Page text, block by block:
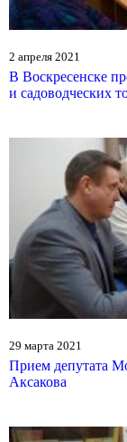
2 апреля 2021
В Воскресенске
и садоводческих
29 марта 2021
Прием депутата
Аксакова